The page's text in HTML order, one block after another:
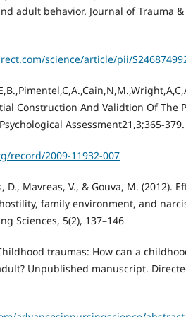
adult behavior. Journal of Trauma &
science/article/pii/
Construction And Validtion Of The
Assessment21,3;365-379.
record/2009-11932-007
D., Mavreas, V., & Gouva, M. (2012).
family environment, and
Sciences, 5(2), 137–146
traumas: How can a
Unpublished manuscript.